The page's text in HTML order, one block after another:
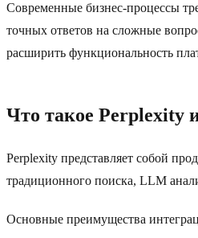
Современные бизнес-процессы
точных ответов на сложные
расширить функциональность
Что такое Perplexity
Perplexity представляет собой
традиционного поиска, LLM
Основные преимущества